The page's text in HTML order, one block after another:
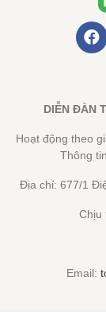
DIỄN ĐÀN
Hoạt động theo
Thông
Địa chỉ: 677/1
Chịu
Email: